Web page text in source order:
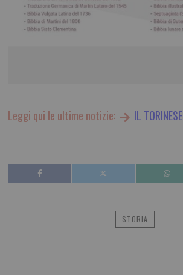
Leggi qui le ultime notizie: IL TORINESE
STORIA